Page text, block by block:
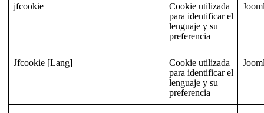
jfcookie
Cookie utilizada
para identificar el
lenguaje y su
preferencia
Jfcookie [Lang]
Cookie utilizada
para identificar el
lenguaje y su
preferencia